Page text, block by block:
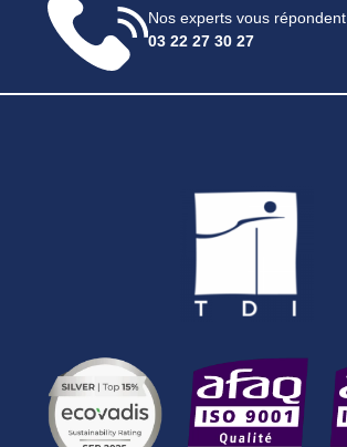
Nos experts vous répondent
03 22 27 30 27